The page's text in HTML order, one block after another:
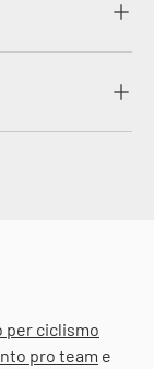
per ciclismo
pro team e